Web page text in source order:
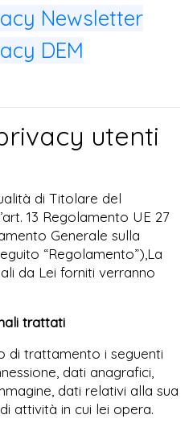
Newsletter
DEM
utenti
di Titolare del
13 Regolamento UE 27
Generale sulla
“Regolamento”),La
da Lei forniti verranno
trattati
di trattamento i seguenti
dati anagrafici,
dati relativi alla sua
attività in cui lei opera.